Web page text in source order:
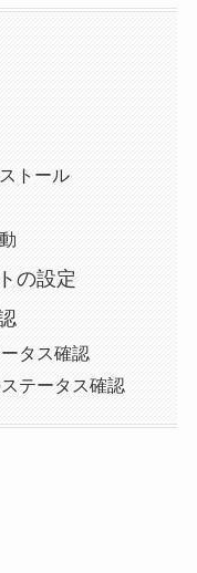
トール
の設定
タス確認
テータス確認